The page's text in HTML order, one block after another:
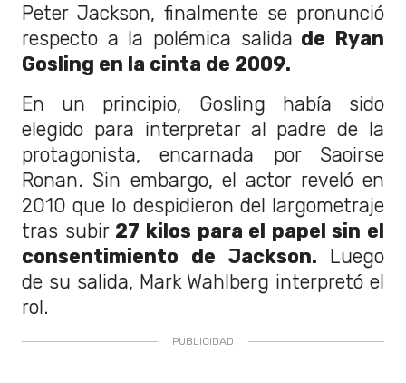
Peter Jackson, finalmente se pronunció
respecto a la polémica salida de Ryan
Gosling en la cinta de 2009.
En un principio, Gosling había sido
elegido para interpretar al padre de la
protagonista, encarnada por Saoirse
Ronan. Sin embargo, el actor reveló en
2010 que lo despidieron del largometraje
tras subir 27 kilos para el papel sin el
consentimiento de Jackson. Luego
de su salida, Mark Wahlberg interpretó el
rol.